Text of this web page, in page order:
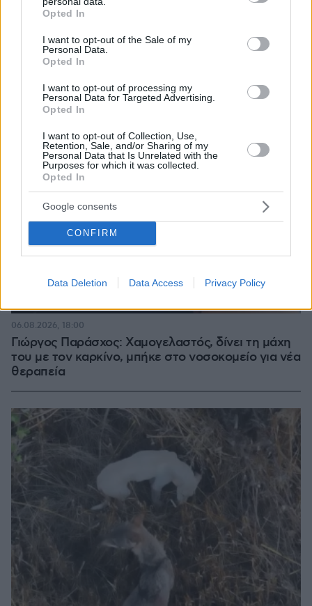
grant or deny consent to Google and its third-party tags to
use your data for below specified purposes in below Google
consent section.
Opted In
I want to opt-out of the Sale of my
Personal Data.
Opted In
I want to opt-out of processing my
Personal Data for Targeted Advertising.
Opted In
I want to opt-out of Collection, Use,
Retention, Sale, and/or Sharing of my
Personal Data that Is Unrelated with the
Purposes for which it was collected.
Opted In
Google consents
CONFIRM
Data Deletion Data Access Privacy Policy
Γιώργος Παράσχος: Χαμογελαστός, δίνει τη μάχη
του με τον καρκίνο, μπήκε στο νοσοκομείο για νέα
θεραπεία
06.08.2026, 18:00